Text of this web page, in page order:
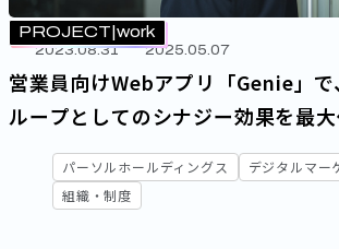
PROJECT work
2023.08.31 2025.05.07
営業員向けWebアプリ「Genie」
ループとしてのシナジー効果を最
パーソルホールディングス デジタルマー
組織・制度